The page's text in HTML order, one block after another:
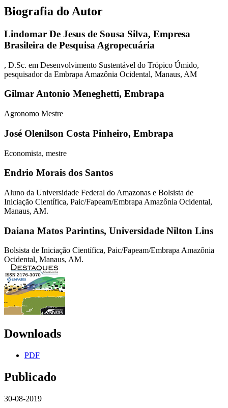
Biografia do Autor
Lindomar De Jesus de Sousa Silva, Empresa
Brasileira de Pesquisa Agropecuária
, D.Sc. em Desenvolvimento Sustentável do Trópico Úmido,
pesquisador da Embrapa Amazônia Ocidental, Manaus, AM
Gilmar Antonio Meneghetti, Embrapa
Agronomo Mestre
José Olenilson Costa Pinheiro, Embrapa
Economista, mestre
Endrio Morais dos Santos
Aluno da Universidade Federal do Amazonas e Bolsista de
Iniciação Científica, Paic/Fapeam/Embrapa Amazônia Ocidental,
Manaus, AM.
Daiana Matos Parintins, Universidade Nilton Lins
Bolsista de Iniciação Científica, Paic/Fapeam/Embrapa Amazônia
Ocidental, Manaus, AM.
Downloads
PDF
Publicado
30-08-2019